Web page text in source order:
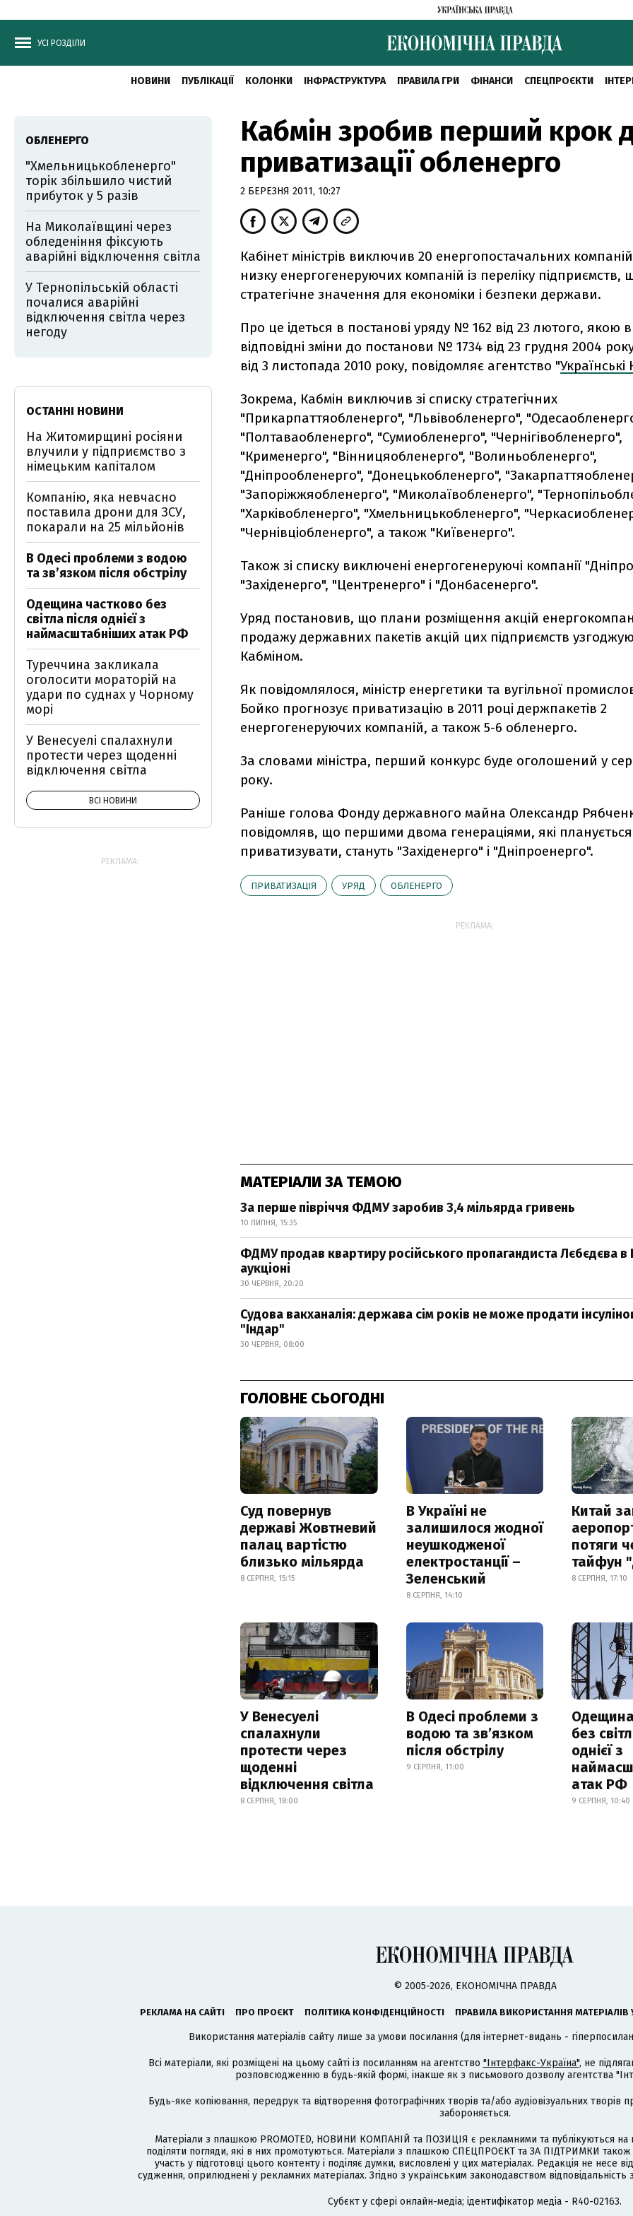
УСІ РОЗДІЛИ
НОВИНИ ПУБЛІКАЦІЇ КОЛОНКИ ІНФРАСТРУКТУРА ПРАВИЛА ГРИ ФІНАНСИ СПЕЦПРОЄКТИ
Кабмін зробив перший крок
приватизації обленерго
2 БЕРЕЗНЯ 2011, 10:27
Кабінет міністрів виключив 20 енергопостачальних
низку енергогенеруючих компаній із переліку підприємств,
стратегічне значення для економіки і безпеки держави.
Про це ідеться в постанові уряду № 162 від 23 лютого, якою
відповідні зміни до постанови № 1734 від 23 грудня 2004
від 3 листопада 2010 року, повідомляє агентство "
Зокрема, Кабмін виключив зі списку стратегічних
"Прикарпаттяобленерго", "Львівобленерго",
"Полтаваобленерго", "Сумиобленерго", "Чернігівобленерго",
"Крименерго", "Вінницяобленерго", "Волиньобленерго",
"Дніпрообленерго", "Донецькобленерго",
"Запоріжжяобленерго", "Миколаївобленерго",
"Харківобленерго", "Хмельницькобленерго",
"Чернівціобленерго", а також "Київенерго".
Також зі списку виключені енергогенеруючі компанії
"Західенерго", "Центренерго" і "Донбасенерго".
Уряд постановив, що плани розміщення акцій
продажу державних пакетів акцій цих підприємств
Кабміном.
Як повідомлялося, міністр енергетики та вугільної
Бойко прогнозує приватизацію в 2011 році держпакетів 2
енергогенеруючих компаній, а також 5-6 обленерго.
За словами міністра, перший конкурс буде оголошений у
року.
Раніше голова Фонду державного майна Олександр
повідомляв, що першими двома генераціями, які планується
приватизувати, стануть "Західенерго" і "Дніпроенерго".
ПРИВАТИЗАЦІЯ УРЯД ОБЛЕНЕРГО
РЕКЛАМА:
МАТЕРІАЛИ ЗА ТЕМОЮ
За перше півріччя ФДМУ заробив 3,4 мільярда гривень
10 ЛИПНЯ, 15:35
ФДМУ продав квартиру російського пропагандиста Лєбєдєва в
аукціоні
30 ЧЕРВНЯ, 20:20
Судова вакханалія: держава сім років не може продати
"Індар"
30 ЧЕРВНЯ, 08:00
ГОЛОВНЕ СЬОГОДНІ
Суд повернув
державі Жовтневий
палац вартістю
близько мільярда
8 СЕРПНЯ, 15:15
В Україні не
залишилося жодної
неушкодженої
електростанції –
Зеленський
8 СЕРПНЯ, 14:10
Китай
потяги
тайфун
8 СЕРПНЯ, 17:10
У Венесуелі
спалахнули
протести через
щоденні
відключення світла
8 СЕРПНЯ, 18:00
В Одесі проблеми з
водою та звʼязком
після обстрілу
9 СЕРПНЯ, 11:00
без
однієї з
атак РФ
9 СЕРПНЯ, 10:40
ОБЛЕНЕРГО
"Хмельницькобленерго"
торік збільшило чистий
прибуток у 5 разів
На Миколаївщині через
обледеніння фіксують
аварійні відключення світла
У Тернопільській області
почалися аварійні
відключення світла через
негоду
ОСТАННІ НОВИНИ
На Житомирщині росіяни
влучили у підприємство з
німецьким капіталом
Компанію, яка невчасно
поставила дрони для ЗСУ,
покарали на 25 мільйонів
В Одесі проблеми з водою
та звʼязком після обстрілу
Одещина частково без
світла після однієї з
наймасштабніших атак РФ
Туреччина закликала
оголосити мораторій на
удари по суднах у Чорному
морі
У Венесуелі спалахнули
протести через щоденні
відключення світла
ВСІ НОВИНИ
РЕКЛАМА:
© 2005-2026, ЕКОНОМІЧНА ПРАВДА
РЕКЛАМА НА САЙТІ ПРО ПРОЄКТ ПОЛІТИКА КОНФІДЕНЦІЙНОСТІ ПРАВИЛА ВИКОРИСТАННЯ МАТЕРІАЛІВ
Використання матеріалів сайту лише за умови посилання (для інтернет-видань -
Всі матеріали, які розміщені на цьому сайті із посиланням на агентство "Інтерфакс-Україна", не
розповсюдженню в будь-якій формі, інакше як з письмового дозволу агентства
Будь-яке копіювання, передрук та відтворення фотографічних творів та/або аудіовізуальних
забороняється.
Матеріали з плашкою PROMOTED, НОВИНИ КОМПАНІЙ та ПОЗИЦІЯ є рекламними та публікуються на
поділяти погляди, які в них промотуються. Матеріали з плашкою СПЕЦПРОЄКТ та ЗА ПІДТРИМКИ
участь у підготовці цього контенту і поділяє думки, висловлені у цих матеріалах. Редакція не несе
судження, оприлюднені у рекламних матеріалах. Згідно з українським законодавством
Cубєкт у сфері онлайн-медіа; ідентифікатор медіа - R40-02163.